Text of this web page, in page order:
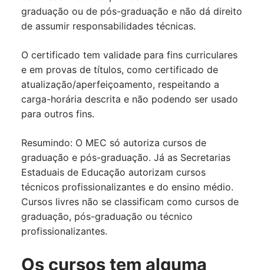
graduação ou de pós-graduação e não dá direito
de assumir responsabilidades técnicas.
O certificado tem validade para fins curriculares
e em provas de títulos, como certificado de
atualização/aperfeiçoamento, respeitando a
carga-horária descrita e não podendo ser usado
para outros fins.
Resumindo: O MEC só autoriza cursos de
graduação e pós-graduação. Já as Secretarias
Estaduais de Educação autorizam cursos
técnicos profissionalizantes e do ensino médio.
Cursos livres não se classificam como cursos de
graduação, pós-graduação ou técnico
profissionalizantes.
Os cursos tem alguma